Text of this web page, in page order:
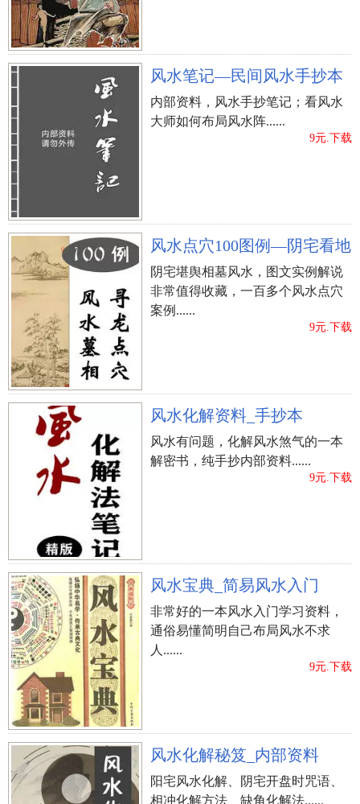
风水笔记—民间风水手抄本
内部资料，风水手抄笔记；看风水
大师如何布局风水阵......
9元.下载
风水点穴100图例—阴宅看地
阴宅堪舆相墓风水，图文实例解说
非常值得收藏，一百多个风水点穴
案例......
9元.下载
风水化解资料_手抄本
风水有问题，化解风水煞气的一本
解密书，纯手抄内部资料......
9元.下载
风水宝典_简易风水入门
非常好的一本风水入门学习资料，
通俗易懂简明自己布局风水不求
人......
9元.下载
风水化解秘笈_内部资料
阳宅风水化解、阴宅开盘时咒语、
相冲化解方法、缺角化解法......